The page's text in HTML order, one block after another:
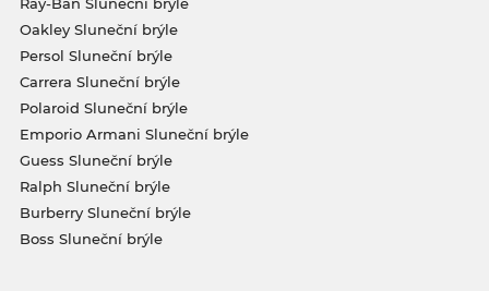
Ray-Ban Sluneční brýle
Oakley Sluneční brýle
Persol Sluneční brýle
Carrera Sluneční brýle
Polaroid Sluneční brýle
Emporio Armani Sluneční brýle
Guess Sluneční brýle
Ralph Sluneční brýle
Burberry Sluneční brýle
Boss Sluneční brýle